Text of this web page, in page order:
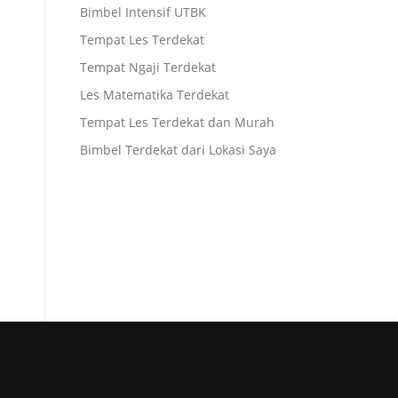
Bimbel Intensif UTBK
Tempat Les Terdekat
Tempat Ngaji Terdekat
Les Matematika Terdekat
Tempat Les Terdekat dan Murah
Bimbel Terdekat dari Lokasi Saya